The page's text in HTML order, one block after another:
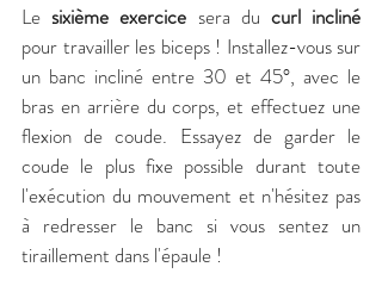
Le sixième exercice sera du
pour travailler les biceps ! Installez-vous sur
un banc incliné entre 30 et 45°, avec le
bras en arrière du corps, et effectuez une
flexion de coude. Essayez de garder le
coude le plus fixe possible durant toute
l'exécution du mouvement et n'hésitez pas
à redresser le banc si vous sentez un
tiraillement dans l'épaule !